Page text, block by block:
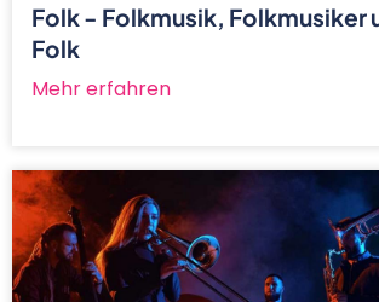
Folk - Folkmusik, Folkmusiker
Folk
Mehr erfahren